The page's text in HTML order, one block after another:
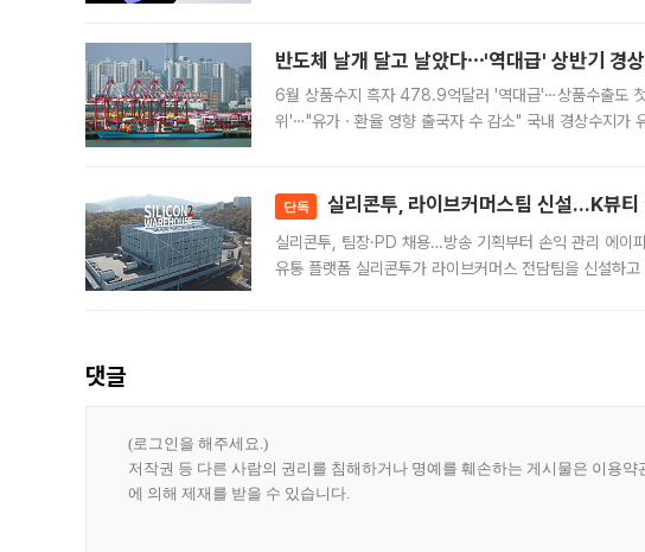
반도체 날개 달고 날았다⋯'역대급' 상반기 경
6월 상품수지 흑자 478.9억달러 '역대급'⋯상품수출도
위'⋯"유가ㆍ환율 영향 출국자 수 감소" 국내 경상수지가
단독 실리콘투, 라이브커머스팀 신설…K뷰티
실리콘투, 팀장·PD 채용…방송 기획부터 손익 관리 에이
유통 플랫폼 실리콘투가 라이브커머스 전담팀을 신설하
댓글